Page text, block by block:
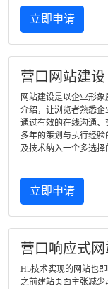
立即申请
营口网站建设
网站建设是以企业形
介绍，让浏览者熟悉
通过有效的在线沟通
多年的策划与执行经
及技术纳入一个多选择
立即申请
营口响应式
H5技术实现的网站也
之前建站页面主张减